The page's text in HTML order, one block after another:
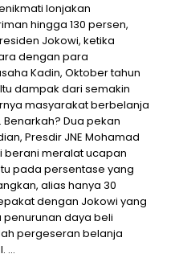
lonjakan
hingga 130 persen,
Jokowi, ketika
dengan para
Kadin, Oktober tahun
dampak dari semakin
masyarakat berbelanja
Benarkah? Dua pekan
Presdir JNE Mohamad
berani meralat ucapan
pada persentase yang
alias hanya 30
dengan Jokowi yang
daya beli
pergeseran belanja
...